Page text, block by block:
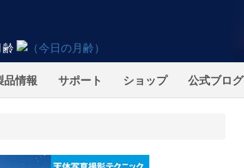
齢
品情報 サポート ショップ 公式ブログ